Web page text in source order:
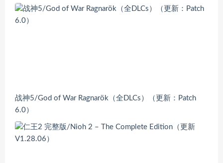
战神5/God of War Ragnarök（全DLCs）（更新：Patch
6.0）